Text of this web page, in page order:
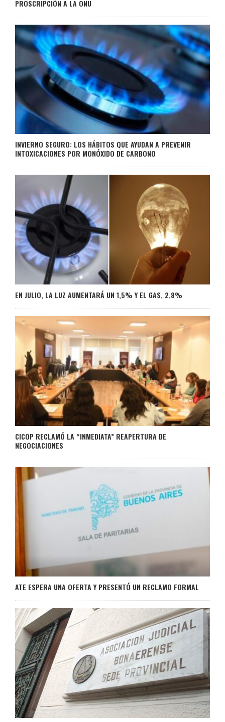
PROSCRIPCIÓN A LA ONU
INVIERNO SEGURO: LOS HÁBITOS QUE AYUDAN A PREVENIR
INTOXICACIONES POR MONÓXIDO DE CARBONO
EN JULIO, LA LUZ AUMENTARÁ UN 1,5% Y EL GAS, 2,8%
CICOP RECLAMÓ LA “INMEDIATA” REAPERTURA DE
NEGOCIACIONES
ATE ESPERA UNA OFERTA Y PRESENTÓ UN RECLAMO FORMAL